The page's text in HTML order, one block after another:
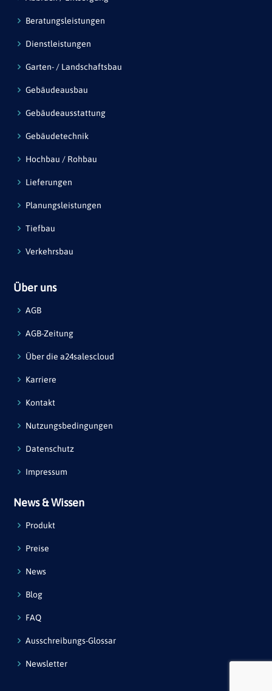
Beratungsleistungen
Dienstleistungen
Garten- / Landschaftsbau
Gebäudeausbau
Gebäudeausstattung
Gebäudetechnik
Hochbau / Rohbau
Lieferungen
Planungsleistungen
Tiefbau
Verkehrsbau
Über uns
AGB
AGB-Zeitung
Über die a24salescloud
Karriere
Kontakt
Nutzungsbedingungen
Datenschutz
Impressum
News & Wissen
Produkt
Preise
News
Blog
FAQ
Ausschreibungs-Glossar
Newsletter